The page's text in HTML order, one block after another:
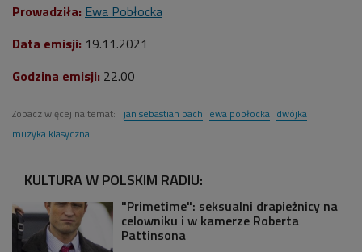
Prowadziła: Ewa Pobłocka
Data emisji: 19.11.2021
Godzina emisji: 22.00
Zobacz więcej na temat: jan sebastian bach ewa pobłocka dwójka
muzyka klasyczna
KULTURA W POLSKIM RADIU:
"Primetime": seksualni drapieżnicy na
celowniku i w kamerze Roberta
Pattinsona